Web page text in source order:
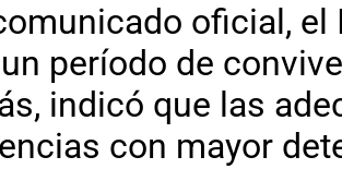
oficial,
período de
indicó que las
con mayor